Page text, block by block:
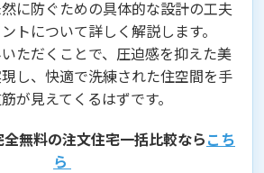
に防ぐための具体的な設計の工夫
トについて詳しく解説します。
ただくことで、圧迫感を抑えた美
し、快適で洗練された住空間を手
が見えてくるはずです。
無料の注文住宅一括比較ならこち
ら